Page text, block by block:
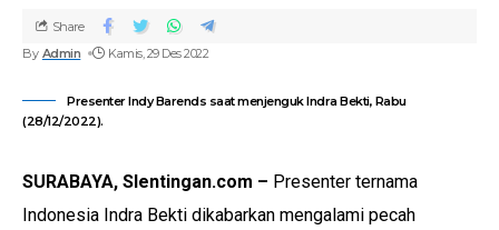
By Admin Kamis, 29 Des 2022
Share
Presenter Indy Barends saat menjenguk Indra Bekti, Rabu
(28/12/2022).
SURABAYA, Slentingan.com – Presenter ternama
Indonesia Indra Bekti dikabarkan mengalami pecah